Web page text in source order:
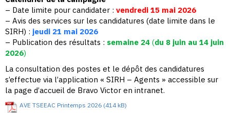
– Date limite pour candidater : vendredi 15 mai 2026
– Avis des services sur les candidatures (date limite dans le
SIRH) : jeudi 21 mai 2026
– Publication des résultats : semaine 24 (du 8 juin au 14 juin
2026)
La consultation des postes et le dépôt des candidatures
s’effectue via l’application « SIRH – Agents » accessible sur
la page d’accueil de Bravo Victor en intranet.
AVE TSEEAC Printemps 2026